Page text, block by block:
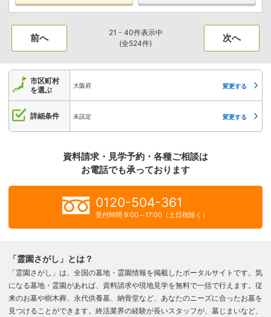
前へ
21 - 40件表示中
(全524件)
次へ
市区町村
を選ぶ
大阪府 変更する
詳細条件 未設定 変更する
資料請求・見学予約・各種ご相談は
お電話でも承っております
0120-504-361
受付時間 9:00～17:00（土日祝除く）
「霊園さがし」とは？
「霊園さがし」は、全国の墓地・霊園情報を掲載したポータルサイトです。気
になる墓地・霊園があれば、資料請求や現地見学を無料で一括で行えます。従
来のお墓や樹木葬、永代供養墓、納骨堂など、あなたのニーズに合ったお墓を
見つけることができます。終活業界の経験が長いスタッフが、墓じまいなど、